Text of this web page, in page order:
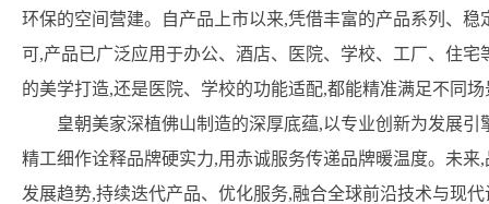
环保的空间营建。自产品上市以来,凭借丰富的产品系列、
可,产品已广泛应用于办公、酒店、医院、学校、工厂、住
的美学打造,还是医院、学校的功能适配,都能精准满足不同
皇朝美家深植佛山制造的深厚底蕴,以专业创新为发展
精工细作诠释品牌硬实力,用赤诚服务传递品牌暖温度。未
发展趋势,持续迭代产品、优化服务,融合全球前沿技术与现